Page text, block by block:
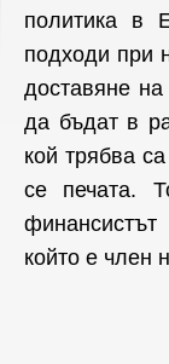
политика в
подходи при
доставяне на
да бъдат в
кой трябва
се печата.
който е член